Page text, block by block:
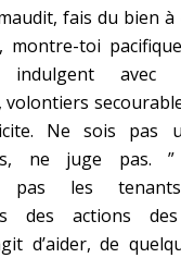
fais du bien à
toi
indulgent avec
volontiers
Ne sois pas
ne juge pas.
pas les
des actions
d’aider, de